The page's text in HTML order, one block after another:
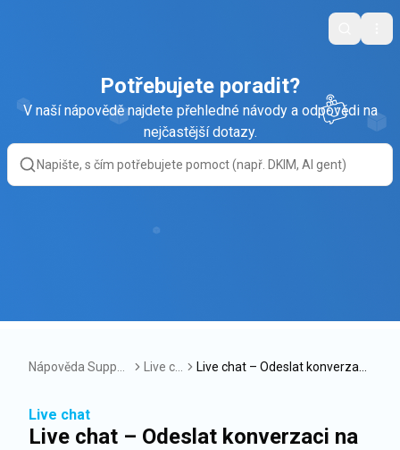
Search
Potřebujete poradit?
V naší nápovědě najdete přehledné návody a odpovědi na
nejčastější dotazy.
Nápověda Suppor
Live ch
Live chat – Odeslat konverzaci
Live chat
Live chat – Odeslat konverzaci na